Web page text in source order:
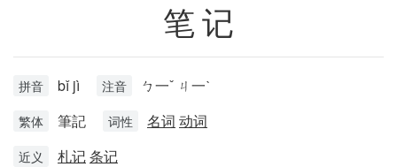
笔记
拼音 bǐ jì 注音 ㄅ一ˇ ㄐ一ˋ
繁体 筆記 词性 名词 动词
近义 札记条记